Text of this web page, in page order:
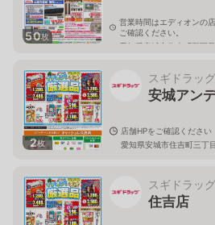
50枚
営業時間はエディオンの
ご確認ください。
愛知県安城市住吉町三丁
2枚
スギドラッグ
安城アン
店舗HPをご確認ください
愛知県安城市住吉町三
スギドラッグ
住吉店